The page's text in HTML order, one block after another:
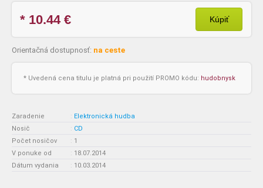
* 10.44€ Kúpiť
Orientačná dostupnosť: na ceste
* Uvedená cena titulu je platná pri použití PROMO kódu: hudobnysk
Zaradenie : Elektronická hudba
Nosič
: CD
Počet nosičov
: 1
V ponuke od
: 18.07.2014
Dátum vydania
: 10.03.2014